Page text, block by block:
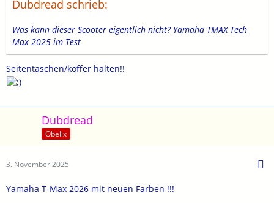
Dubdread schrieb:
Was kann dieser Scooter eigentlich nicht? Yamaha TMAX Tech
Max 2025 im Test
Seitentaschen/koffer halten!!
Dubdread
Obelix
3. November 2025
Yamaha T-Max 2026 mit neuen Farben !!!